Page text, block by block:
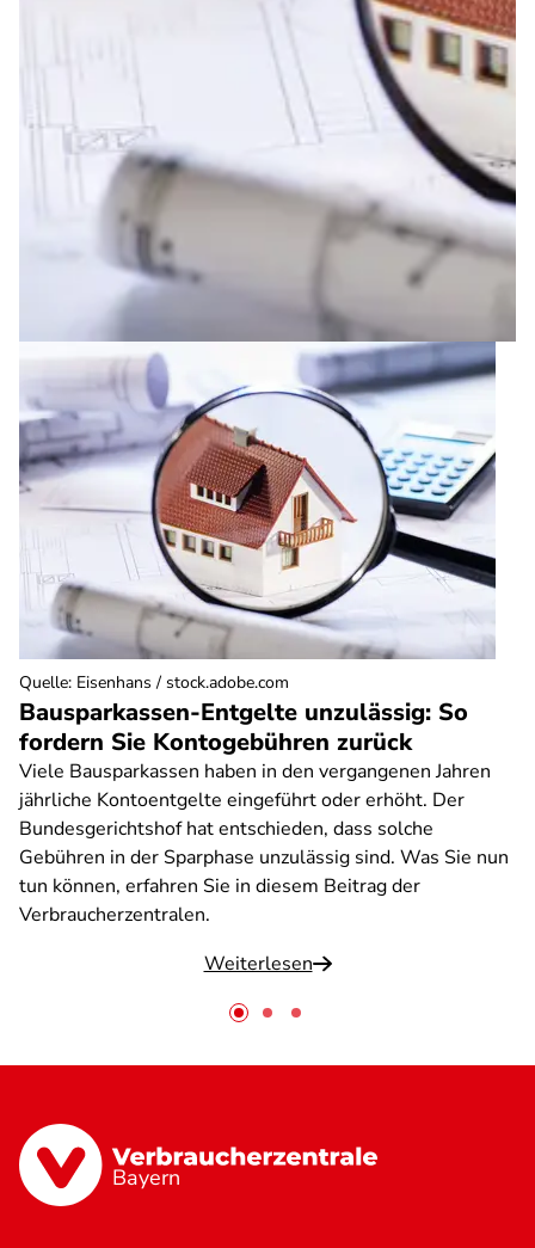
Bausparkassen-Entgelte unzulässig: So
fordern Sie Kontogebühren zurück
Viele Bausparkassen haben in den vergangenen Jahren
jährliche Kontoentgelte eingeführt oder erhöht. Der
Bundesgerichtshof hat entschieden, dass solche
Gebühren in der Sparphase unzulässig sind. Was Sie nun
tun können, erfahren Sie in diesem Beitrag der
Verbraucherzentralen.
Weiterlesen
Quelle: Eisenhans / stock.adobe.com
Bayern